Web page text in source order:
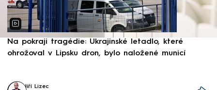
Na pokraji tragédie: Ukrajinské letadlo, které
ohrožoval v Lipsku dron, bylo naložené municí
Jiří Lizec